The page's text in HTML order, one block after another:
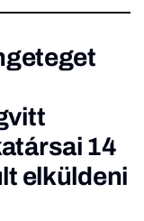
14
elküldeni